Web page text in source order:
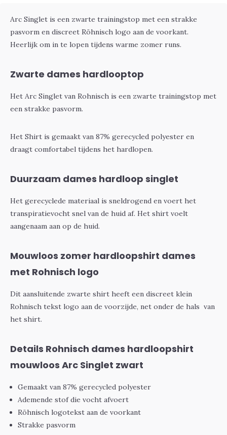
Arc Singlet is een zwarte trainingstop met een strakke
pasvorm en discreet Röhnisch logo aan de voorkant.
Heerlijk om in te lopen tijdens warme zomer runs.
Zwarte dames hardlooptop
Het Arc Singlet van Rohnisch is een zwarte trainingstop met
een strakke pasvorm.
Het Shirt is gemaakt van 87% gerecycled polyester en
draagt comfortabel tijdens het hardlopen.
Duurzaam dames hardloop singlet
Het gerecyclede materiaal is sneldrogend en voert het
transpiratievocht snel van de huid af. Het shirt voelt
aangenaam aan op de huid.
Mouwloos zomer hardloopshirt dames
met Rohnisch logo
Dit aansluitende zwarte shirt heeft een discreet klein
Rohnisch tekst logo aan de voorzijde, net onder de hals van
het shirt.
Details Rohnisch dames hardloopshirt
mouwloos Arc Singlet zwart
Gemaakt van 87% gerecycled polyester
Ademende stof die vocht afvoert
Röhnisch logotekst aan de voorkant
Strakke pasvorm